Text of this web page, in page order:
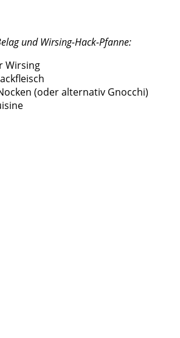
und Wirsing-Hack-Pfanne:
Wirsing
(oder alternativ Gnocchi)